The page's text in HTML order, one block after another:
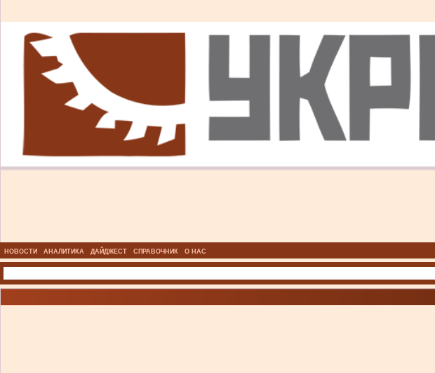
НОВОСТИ АНАЛИТИКА ДАЙДЖЕСТ СПРАВОЧНИК О НАС